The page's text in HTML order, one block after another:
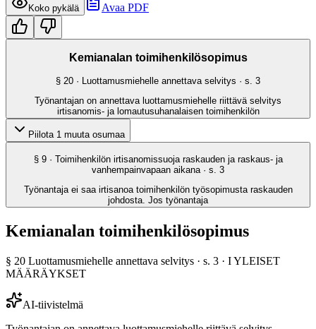
Koko pykälä Avaa PDF
Kemianalan toimihenkilösopimus
§ 20 · Luottamusmiehelle annettava selvitys · s. 3
Työnantajan on annettava luottamusmiehelle riittävä selvitys
irtisanomis- ja lomautusuhanalaisen toimihenkilön
Piilota 1 muuta osumaa
§ 9· Toimihenkilön irtisanomissuoja raskauden ja raskaus- ja
vanhempainvapaan aikana · s. 3
Työnantaja ei saa irtisanoa toimihenkilön työsopimusta raskauden
johdosta. Jos työnantaja
Kemianalan toimihenkilösopimus
§ 20 Luottamusmiehelle annettava selvitys · s. 3 · I YLEISET
MÄÄRÄYKSET
AI-tiivistelmä